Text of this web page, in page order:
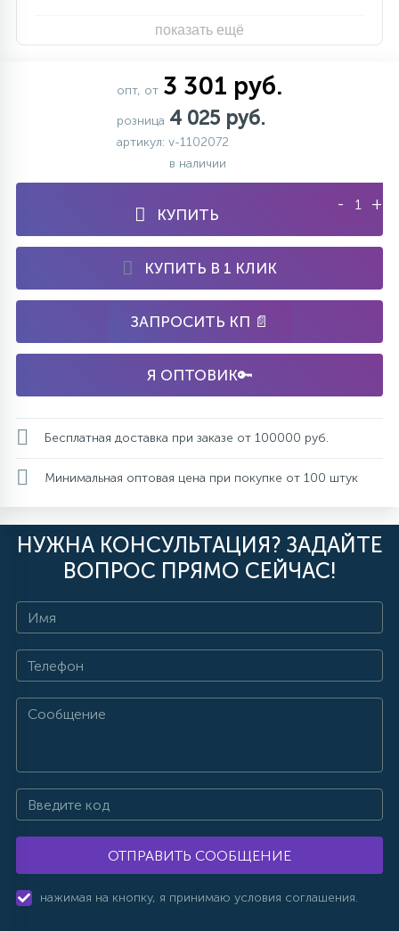
показать ещё
опт, от 3 301 руб.
розница 4 025 руб.
артикул: v-1102072
в наличии
КУПИТЬ
- +
КУПИТЬ В 1 КЛИК
ЗАПРОСИТЬ КП 📄
Я ОПТОВИК🔑
Бесплатная доставка при заказе от 100000 руб.
Минимальная оптовая цена при покупке от 100 штук
НУЖНА КОНСУЛЬТАЦИЯ? ЗАДАЙТЕ
ВОПРОС ПРЯМО СЕЙЧАС!
ОТПРАВИТЬ СООБЩЕНИЕ
нажимая на кнопку, я принимаю условия соглашения.